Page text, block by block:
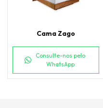
Cama Zago
Consulte-nos pelo
WhatsApp